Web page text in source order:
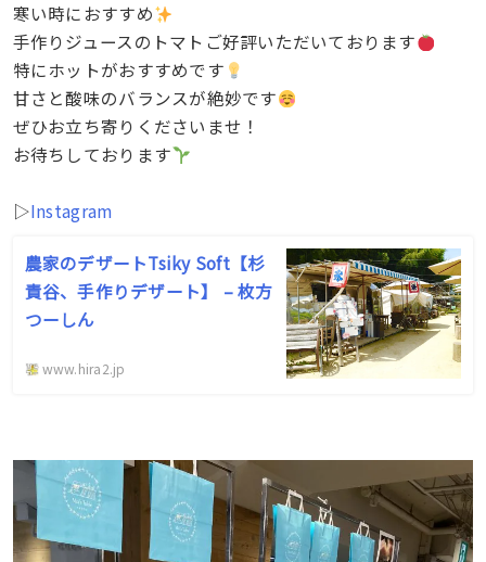
寒い時におすすめ
手作りジュースのトマトご好評いただいております
特にホットがおすすめです
甘さと酸味のバランスが絶妙です
ぜひお立ち寄りくださいませ！
お待ちしております
▷Instagram
農家のデザートTsiky Soft【杉
責谷、手作りデザート】 – 枚方
つーしん
www.hira2.jp